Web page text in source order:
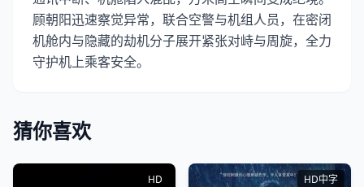
顾朝阳迅速察觉异常，联合空警与机组人员，在密闭
机舱内与隐藏的劫机分子展开紧张对峙与周旋，全力
守护机上乘客安全。
猜你喜欢
HD HD中字